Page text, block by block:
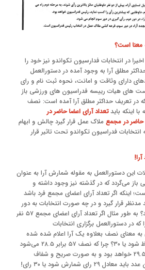
معنا است؟
در انتخابات فدارسیون تکواندو نیز خود را
مطلق آرا به وجود آمده در دستورالعمل
دارای وثاقت و امانت، نحوه ثبت نام و رای
های هیات رییسه فدراسیون های ورزشی باز
در تعریف حداکثر مطلق آرا آمده است: نصف
با اینکه بایدتعداد آرای اعضا حاضر در
حاضر در مجمعملاک عمل قرار گیرد چالش و ابهام
فدراسیون تکواندو تحت تاثیر قرار
این دستورالعمل به مقوله شمارش آرا به عنوان
می‌گردد که در گذشته نیز وجود داشته و
اینکه اگر تعداد آرای اعضای مجمع فرد باشد
قرار گیرد و در چه صورت انتخابات به دور
دوم کشیده خواهد شد؟ به طور مثال اگر تعداد آرای اعضای مجمع ۵۷ نفر
در دستورالعمل برگزاری انتخابات
معنای نصف بعلاوه یک آرا اعلام شده شده
است باید عدد ۲۹ لحاظ شود یا ۳۰؟ چرا که نصف ۵۷ برابر ۲۸.۵ می‌شود
که بعلاوه یک برابر با ۲۹.۵ خواهد بود و به صورت صریح و شفاف
رای شمارش شود یا ۳۰ رای!